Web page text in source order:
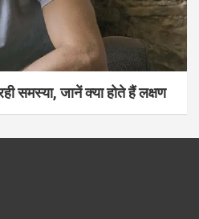
समस्या, जानें क्या होते हैं लक्षण